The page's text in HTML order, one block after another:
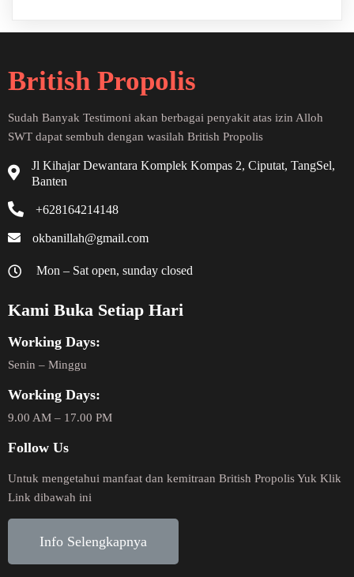
British Propolis
Sudah Banyak Testimoni akan berbagai penyakit atas izin Alloh
SWT dapat sembuh dengan wasilah British Propolis
Jl Kihajar Dewantara Komplek Kompas 2, Ciputat, TangSel,
Banten
+628164214148
okbanillah@gmail.com
Mon – Sat open, sunday closed
Kami Buka Setiap Hari
Working Days:
Senin – Minggu
Working Days:
9.00 AM – 17.00 PM
Follow Us
Untuk mengetahui manfaat dan kemitraan British Propolis Yuk Klik
Link dibawah ini
Info Selengkapnya